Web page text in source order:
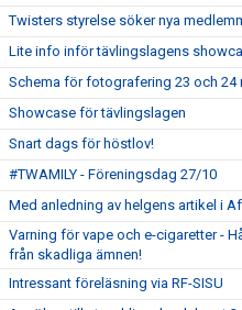
Twisters styrelse söker nya
Lite info inför tävlingslagens
Schema för fotografering 23 och 24
Showcase för tävlingslagen
Snart dags för höstlov!
#TWAMILY - Föreningsdag 27/10
Med anledning av helgens artikel i
Varning för vape och e-cigaretter -
från skadliga ämnen!
Intressant föreläsning via RF-SISU